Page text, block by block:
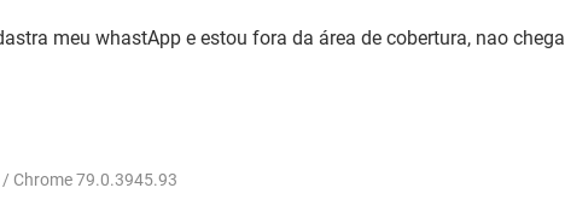
meu whastApp e estou fora da área de cobertura, nao chega
Chrome 79.0.3945.93